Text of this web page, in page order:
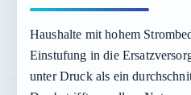
Haushalte mit hohem
Einstufung in die
unter Druck als ein